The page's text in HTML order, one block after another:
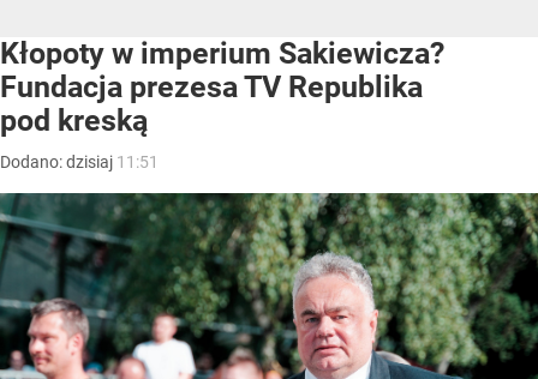
Kłopoty w imperium Sakiewicza?
Fundacja prezesa TV Republika
pod kreską
Dodano:dzisiaj 11:51